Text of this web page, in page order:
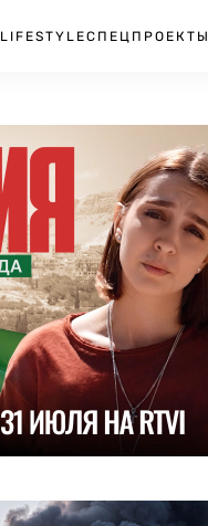
LIFESTYLEСПЕЦПРОЕКТЫ